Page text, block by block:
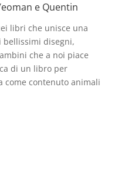
e Quentin
libri che unisce una
bellissimi disegni,
che a noi piace
di un libro per
come contenuto animali